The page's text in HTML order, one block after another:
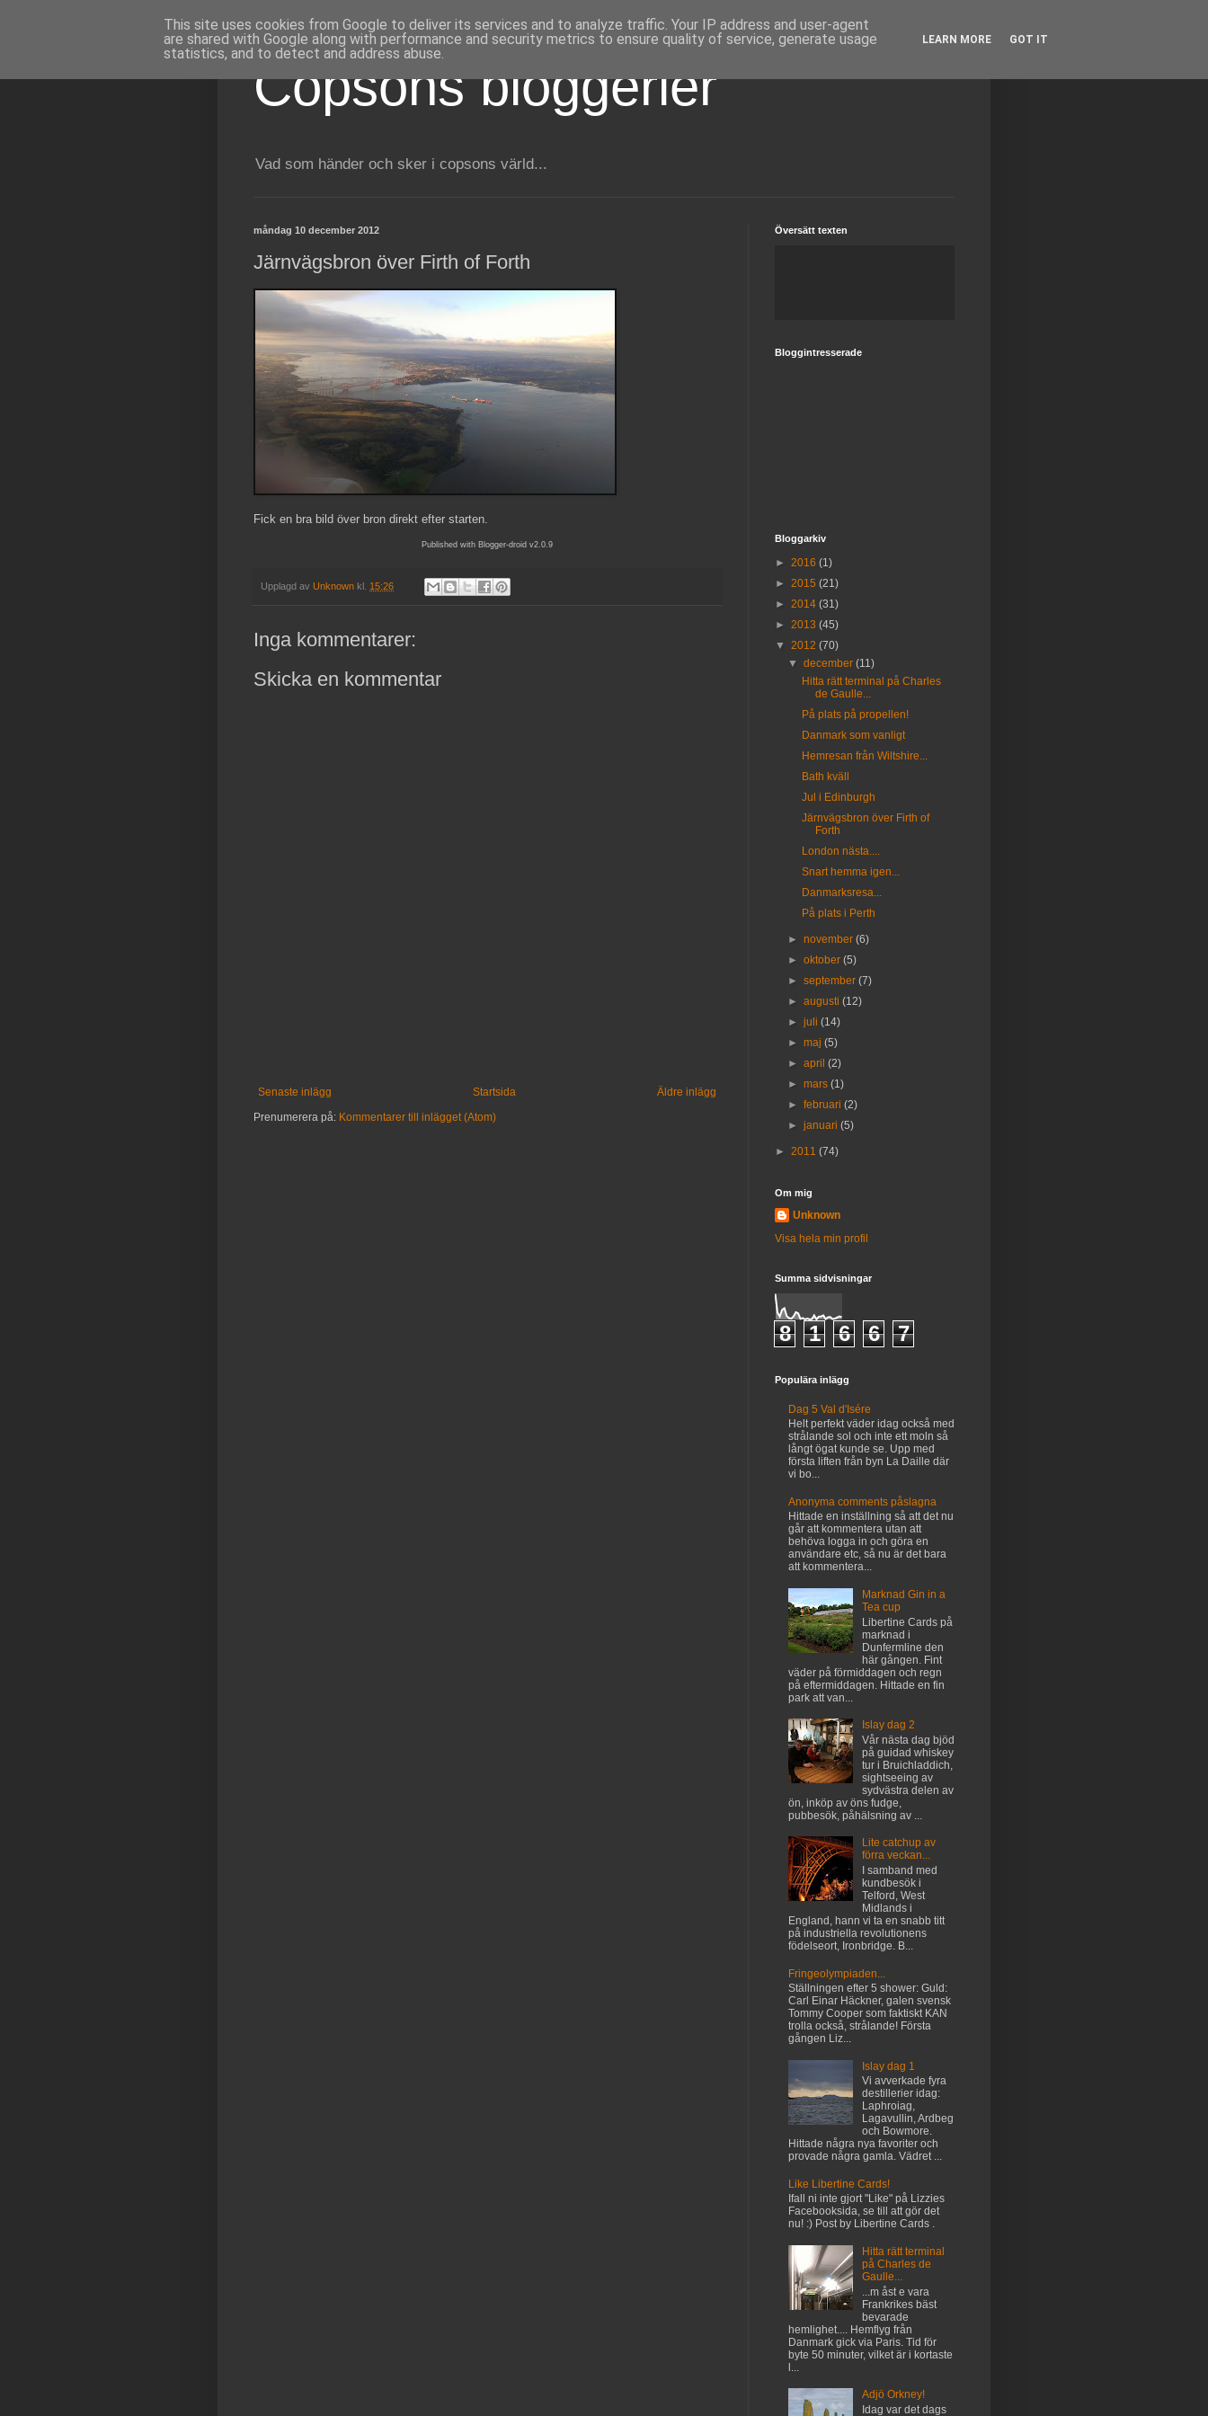
Copsons bloggerier
Vad som händer och sker i copsons värld...
måndag 10 december 2012
Järnvägsbron över Firth of Forth
Fick en bra bild över bron direkt efter starten.
Published with Blogger-droid v2.0.9
Upplagd av Unknown kl. 15:26
Inga kommentarer:
Skicka en kommentar
Senaste inlägg Äldre inlägg
Startsida
Prenumerera på: Kommentarer till inlägget (Atom)
Översätt texten
Bloggintresserade
Bloggarkiv
► 2016 (1)
► 2015 (21)
► 2014 (31)
► 2013 (45)
▼ 2012 (70)
▼december(11)
Hitta rätt terminal på Charles
de Gaulle...
På plats på propellen!
Danmark som vanligt
Hemresan från Wiltshire...
Bath kväll
Jul i Edinburgh
Järnvägsbron över Firth of
Forth
London nästa....
Snart hemma igen...
Danmarksresa...
På plats i Perth
►november(6)
►oktober(5)
►september(7)
►augusti(12)
►juli(14)
►maj(5)
►april(2)
►mars(1)
►februari(2)
►januari(5)
► 2011 (74)
Om mig
Unknown
Visa hela min profil
Summa sidvisningar
8 1 6 6 7
Populära inlägg
Dag 5 Val d'Isére
Helt perfekt väder idag också med
strålande sol och inte ett moln så
långt ögat kunde se. Upp med
första liften från byn La Daille där
vi bo...
Anonyma comments påslagna
Hittade en inställning så att det nu
går att kommentera utan att
behöva logga in och göra en
användare etc, så nu är det bara
att kommentera...
Marknad Gin in a
Tea cup
Libertine Cards på
marknad i
Dunfermline den
här gången. Fint
väder på förmiddagen och regn
på eftermiddagen. Hittade en fin
park att van...
Islay dag 2
Vår nästa dag bjöd
på guidad whiskey
tur i Bruichladdich,
sightseeing av
sydvästra delen av
ön, inköp av öns fudge,
pubbesök, påhälsning av ...
Lite catchup av
förra veckan...
I samband med
kundbesök i
Telford, West
Midlands i
England, hann vi ta en snabb titt
på industriella revolutionens
födelseort, Ironbridge. B...
Fringeolympiaden...
Ställningen efter 5 shower: Guld:
Carl Einar Häckner, galen svensk
Tommy Cooper som faktiskt KAN
trolla också, strålande! Första
gången Liz...
Islay dag 1
Vi avverkade fyra
destillerier idag:
Laphroiag,
Lagavullin, Ardbeg
och Bowmore.
Hittade några nya favoriter och
provade några gamla. Vädret ...
Like Libertine Cards!
Ifall ni inte gjort "Like" på Lizzies
Facebooksida, se till att gör det
nu! :) Post by Libertine Cards .
Hitta rätt terminal
på Charles de
Gaulle...
...m åst e vara
Frankrikes bäst
bevarade
hemlighet.... Hemflyg från
Danmark gick via Paris. Tid för
byte 50 minuter, vilket är i kortaste
l...
Adjö Orkney!
Idag var det dags
This site uses cookies from Google to deliver its services and to analyze traffic. Your IP address and user-agent
are shared with Google along with performance and security metrics to ensure quality of service, generate usage
statistics, and to detect and address abuse.
LEARN MORE GOT IT